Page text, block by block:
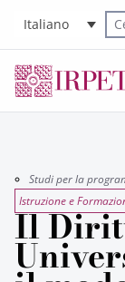
Italiano
Studi per la
Istruzione e
Il